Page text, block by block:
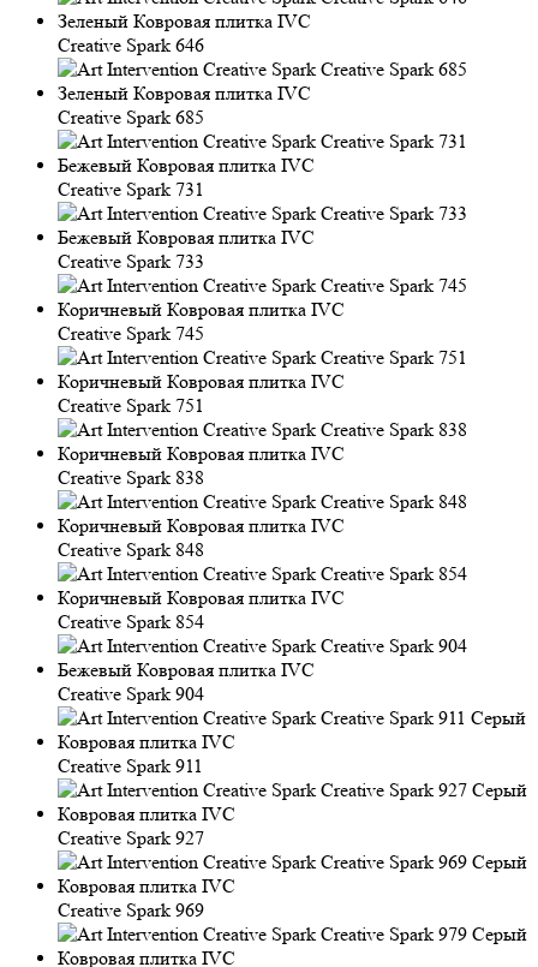
Creative Spark 646
Creative Spark 685
Creative Spark 731
Creative Spark 733
Creative Spark 745
Creative Spark 751
Creative Spark 838
Creative Spark 848
Creative Spark 854
Creative Spark 904
Creative Spark 911
Creative Spark 927
Creative Spark 969